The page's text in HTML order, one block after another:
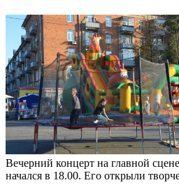
Вечерний концерт на главной
начался в 18.00. Его открыли